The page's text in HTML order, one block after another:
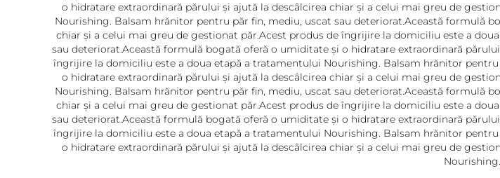
o hidratare extraordinară părului și ajută la descâlcirea chiar și a celui mai greu de
Nourishing. Balsam hrănitor pentru păr fin, mediu, uscat sau deteriorat.Această formulă
chiar și a celui mai greu de gestionat păr.Acest produs de îngrijire la domiciliu este a
sau deteriorat.Această formulă bogată oferă o umiditate și o hidratare extraordinară
îngrijire la domiciliu este a doua etapă a tratamentului Nourishing. Balsam hrănitor
o hidratare extraordinară părului și ajută la descâlcirea chiar și a celui mai greu de
Nourishing. Balsam hrănitor pentru păr fin, mediu, uscat sau deteriorat.Această formulă
chiar și a celui mai greu de gestionat păr.Acest produs de îngrijire la domiciliu este a
sau deteriorat.Această formulă bogată oferă o umiditate și o hidratare extraordinară
îngrijire la domiciliu este a doua etapă a tratamentului Nourishing. Balsam hrănitor
o hidratare extraordinară părului și ajută la descâlcirea chiar și a celui mai greu de
Nourishing.